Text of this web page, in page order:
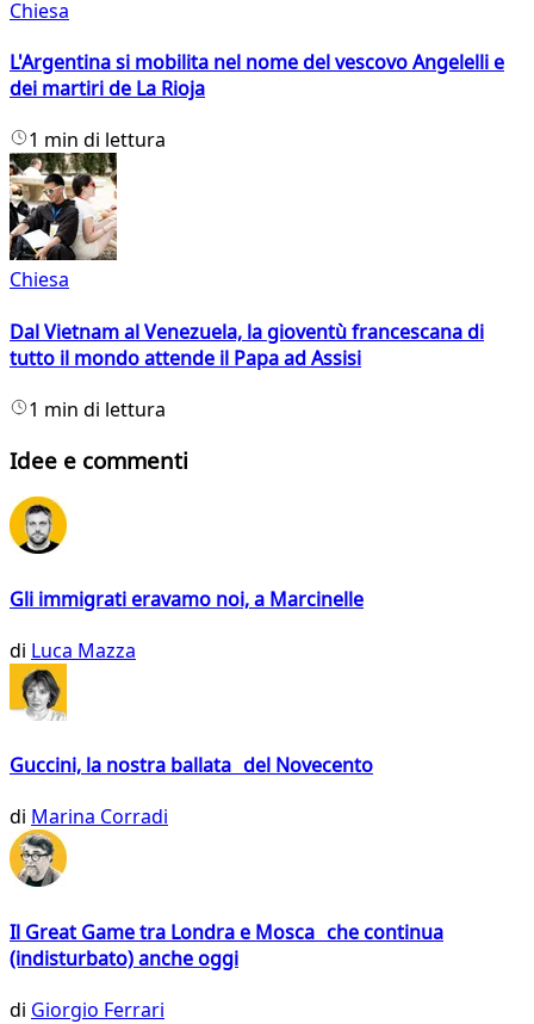
Chiesa
L'Argentina si mobilita nel nome del vescovo Angelelli e
dei martiri de La Rioja
1 min di lettura
Chiesa
Dal Vietnam al Venezuela, la gioventù francescana di
tutto il mondo attende il Papa ad Assisi
1 min di lettura
Idee e commenti
Gli immigrati eravamo noi, a Marcinelle
di Luca Mazza
Guccini, la nostra ballata del Novecento
di Marina Corradi
Il Great Game tra Londra e Mosca che continua
(indisturbato) anche oggi
di Giorgio Ferrari